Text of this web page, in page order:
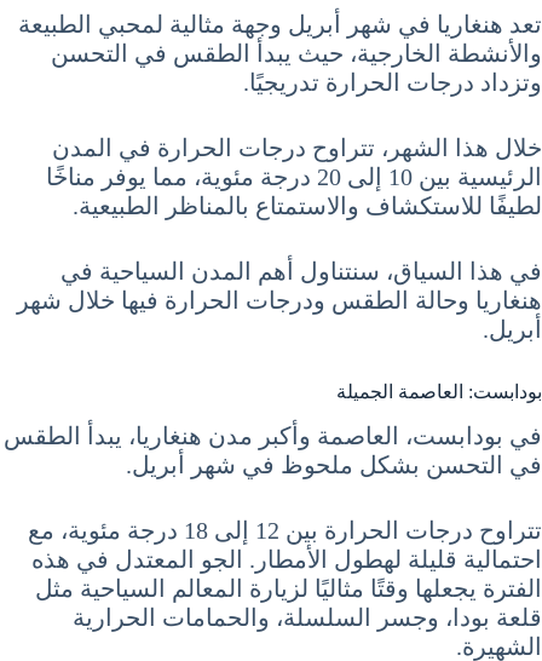
تعد هنغاريا في شهر أبريل وجهة مثالية لمحبي الطبيعة
والأنشطة الخارجية، حيث يبدأ الطقس في التحسن
وتزداد درجات الحرارة تدريجيًا.
خلال هذا الشهر، تتراوح درجات الحرارة في المدن
الرئيسية بين 10 إلى 20 درجة مئوية، مما يوفر مناخًا
لطيفًا للاستكشاف والاستمتاع بالمناظر الطبيعية.
في هذا السياق، سنتناول أهم المدن السياحية في
هنغاريا وحالة الطقس ودرجات الحرارة فيها خلال شهر
أبريل.
بودابست: العاصمة الجميلة
في بودابست، العاصمة وأكبر مدن هنغاريا، يبدأ الطقس
في التحسن بشكل ملحوظ في شهر أبريل.
تتراوح درجات الحرارة بين 12 إلى 18 درجة مئوية، مع
احتمالية قليلة لهطول الأمطار. الجو المعتدل في هذه
الفترة يجعلها وقتًا مثاليًا لزيارة المعالم السياحية مثل
قلعة بودا، وجسر السلسلة، والحمامات الحرارية
الشهيرة.